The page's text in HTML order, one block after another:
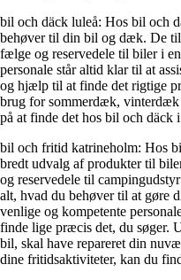
bil och däck luleå: Hos bil och
behøver til din bil og dæk. De
fælge og reservedele til biler i
personale står altid klar til at
og hjælp til at finde det rigtige
brug for sommerdæk,
på at finde det hos bil och däck
bil och fritid katrineholm: Hos
bredt udvalg af produkter til
og reservedele til
alt, hvad du behøver til at gøre
venlige og kompetente
finde lige præcis det, du søger.
bil, skal have repareret din
dine fritidsaktiviteter, kan du